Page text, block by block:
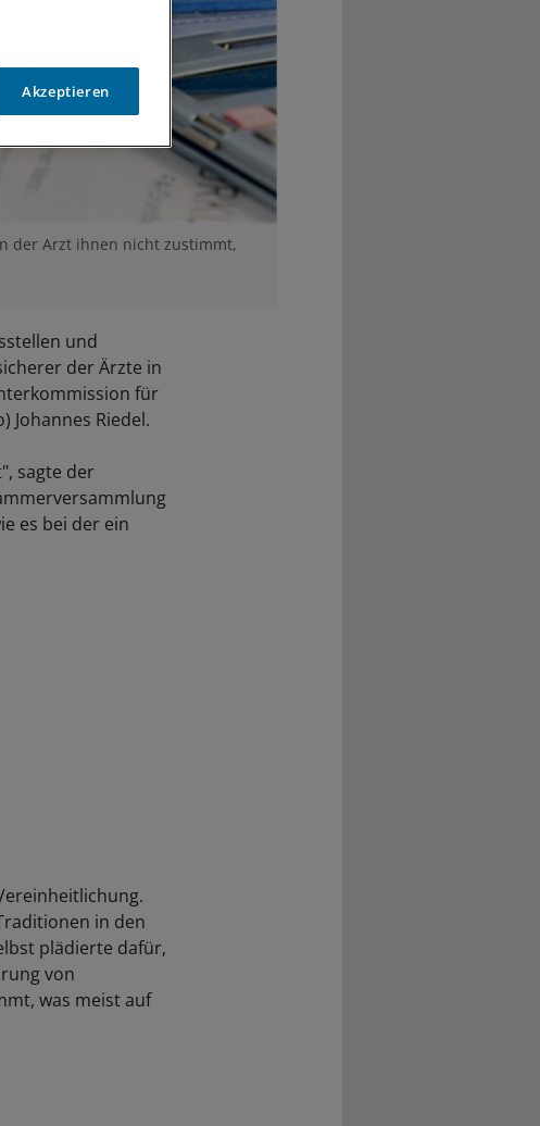
der Arzt ihnen nicht zustimmt,
und
der Ärzte in
für
Johannes Riedel.
sagte der
es bei der ein
in den
plädierte dafür,
von
was meist auf
Akzeptieren